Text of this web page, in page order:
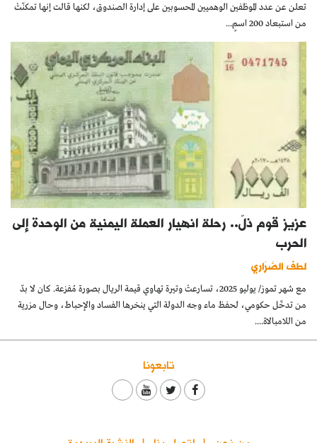
تعلن عن عدد الموظفين الوهميين المحسوبين على إدارة الصندوق، لكنها قالت إنها تمكنّتْ
من استبعاد 200 اسمٍ...
عزيز قوم ذلّ.. رحلة انهيار العملة اليمنية من الوحدة إلى
الحرب
لطف الصَّرَاري
مع شهر تموز/ يوليو 2025، تسارعتْ وتيرة تهاوي قيمة الريال بصورة مُفزعة. كان لا بدّ
من تدخّل حكومي، لحفظ ماء وجه الدولة التي ينخرها الفساد والإحباط، وحال مزرية
من اللامبالاة....
تابعونا